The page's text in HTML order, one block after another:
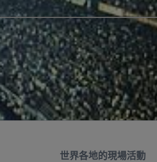
世界各地的現場活動